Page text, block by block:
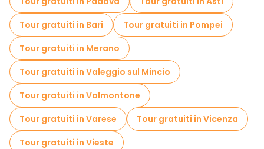
Tour gratuiti in Bari
Tour gratuiti in Pompei
Tour gratuiti in Merano
Tour gratuiti in Valeggio sul Mincio
Tour gratuiti in Valmontone
Tour gratuiti in Varese
Tour gratuiti in Vicenza
Tour gratuiti in Vieste